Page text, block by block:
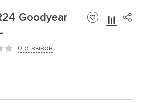
Goodyear
0 отзывов